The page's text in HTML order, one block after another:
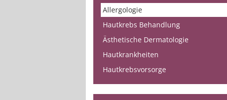
Allergologie
Hautkrebs Behandlung
Ästhetische Dermatologie
Hautkrankheiten
Hautkrebsvorsorge